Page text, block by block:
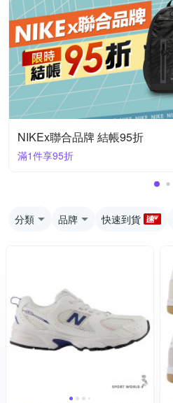
NIKEx聯合品牌 結帳95折
滿1件享95折
分類 品牌 快速到貨